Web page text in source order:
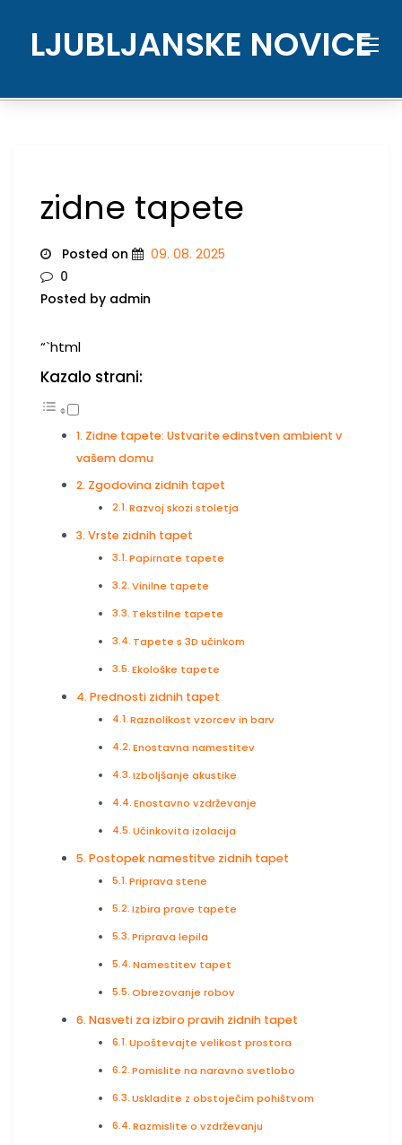
contentLJUBLJANSKE NOVICE
zidne tapete
Posted on
09. 08. 2025
0
Posted by admin
“`html
Kazalo strani:
Zidne tapete: Ustvarite edinstven ambient v
vašem domu
Zgodovina zidnih tapet
Razvoj skozi stoletja
Vrste zidnih tapet
Papirnate tapete
Vinilne tapete
Tekstilne tapete
Tapete s 3D učinkom
Ekološke tapete
Prednosti zidnih tapet
Raznolikost vzorcev in barv
Enostavna namestitev
Izboljšanje akustike
Enostavno vzdrževanje
Učinkovita izolacija
Postopek namestitve zidnih tapet
Priprava stene
Izbira prave tapete
Priprava lepila
Namestitev tapet
Obrezovanje robov
Nasveti za izbiro pravih zidnih tapet
Upoštevajte velikost prostora
Pomislite na naravno svetlobo
Uskladite z obstoječim pohištvom
Razmislite o vzdrževanju